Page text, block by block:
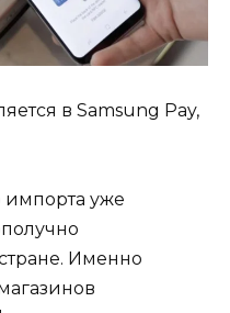
в Samsung Pay,
импорта уже
Именно